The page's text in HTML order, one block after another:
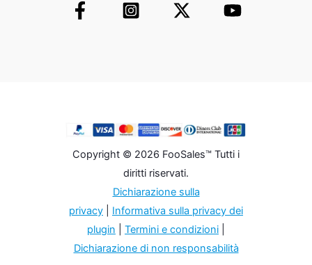
Copyright © 2026 FooSales™ Tutti i
diritti riservati.
Dichiarazione sulla
privacy
Informativa sulla privacy dei
plugin
Termini e condizioni
Dichiarazione di non responsabilità